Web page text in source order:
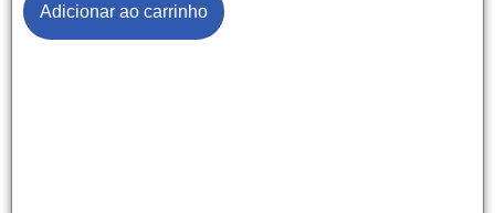
Adicionar ao carrinho